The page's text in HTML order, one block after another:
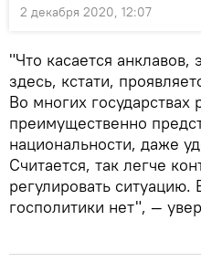
2 декабря 2020, 12:07
"Что касается
здесь, кстати,
Во многих государствах
преимущественно
национальности, даже
Считается, так легче
регулировать
госполитики нет", —